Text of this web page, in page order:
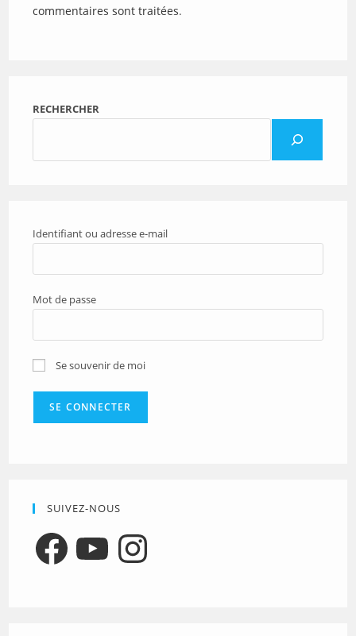
commentaires sont traitées.
RECHERCHER
Identifiant ou adresse e-mail
Mot de passe
Se souvenir de moi
SUIVEZ-NOUS
FacebookYouTubeInstagram